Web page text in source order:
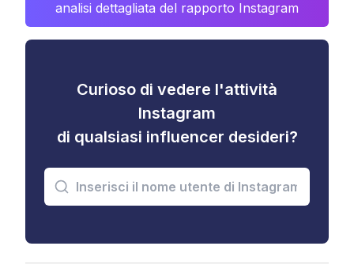
analisi dettagliata del rapporto Instagram
Curioso di vedere l'attività
Instagram
di qualsiasi influencer desideri?